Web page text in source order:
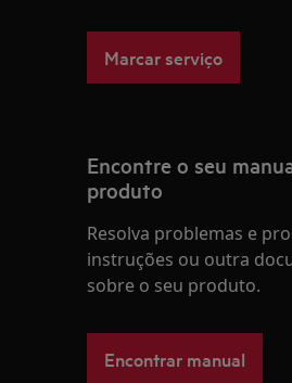
Marcar serviço
Encontre o seu
produto
Resolva problemas e
instruções ou outra
sobre o seu produto.
Encontrar manual